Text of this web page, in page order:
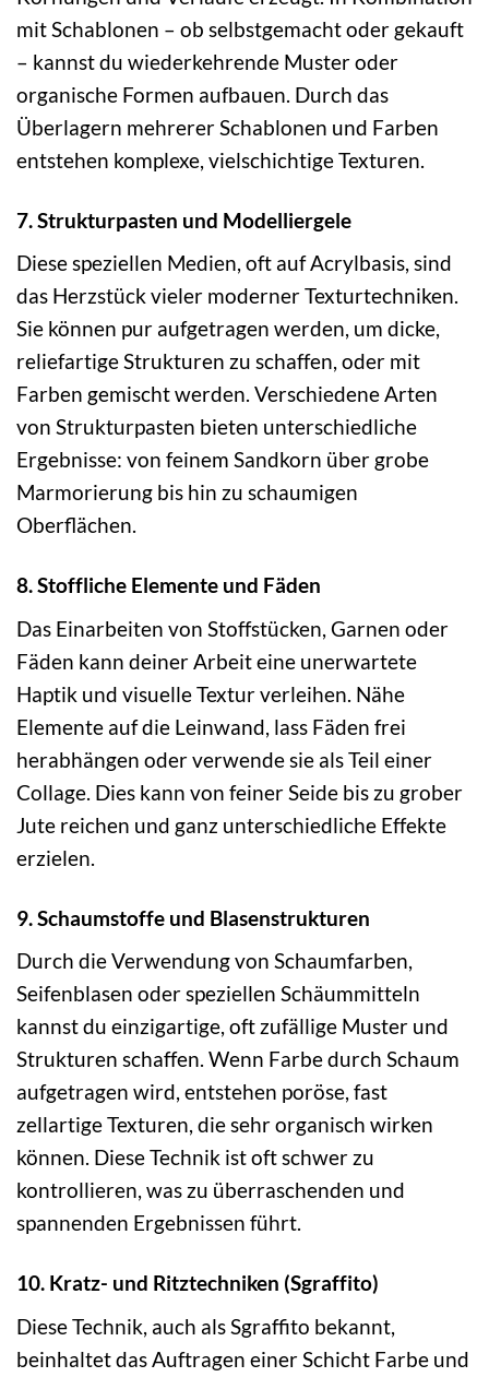
mit Schablonen – ob selbstgemacht oder gekauft
– kannst du wiederkehrende Muster oder
organische Formen aufbauen. Durch das
Überlagern mehrerer Schablonen und Farben
entstehen komplexe, vielschichtige Texturen.
7. Strukturpasten und Modelliergele
Diese speziellen Medien, oft auf Acrylbasis, sind
das Herzstück vieler moderner Texturtechniken.
Sie können pur aufgetragen werden, um dicke,
reliefartige Strukturen zu schaffen, oder mit
Farben gemischt werden. Verschiedene Arten
von Strukturpasten bieten unterschiedliche
Ergebnisse: von feinem Sandkorn über grobe
Marmorierung bis hin zu schaumigen
Oberflächen.
8. Stoffliche Elemente und Fäden
Das Einarbeiten von Stoffstücken, Garnen oder
Fäden kann deiner Arbeit eine unerwartete
Haptik und visuelle Textur verleihen. Nähe
Elemente auf die Leinwand, lass Fäden frei
herabhängen oder verwende sie als Teil einer
Collage. Dies kann von feiner Seide bis zu grober
Jute reichen und ganz unterschiedliche Effekte
erzielen.
9. Schaumstoffe und Blasenstrukturen
Durch die Verwendung von Schaumfarben,
Seifenblasen oder speziellen Schäummitteln
kannst du einzigartige, oft zufällige Muster und
Strukturen schaffen. Wenn Farbe durch Schaum
aufgetragen wird, entstehen poröse, fast
zellartige Texturen, die sehr organisch wirken
können. Diese Technik ist oft schwer zu
kontrollieren, was zu überraschenden und
spannenden Ergebnissen führt.
10. Kratz- und Ritztechniken (Sgraffito)
Diese Technik, auch als Sgraffito bekannt,
beinhaltet das Auftragen einer Schicht Farbe und